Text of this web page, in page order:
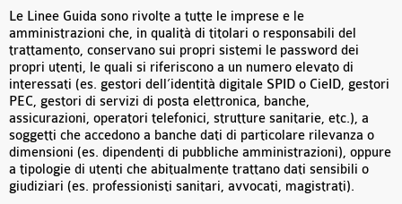
Le Linee Guida sono rivolte a tutte le imprese e le
amministrazioni che, in qualità di titolari o responsabili del
trattamento, conservano sui propri sistemi le password dei
propri utenti, le quali si riferiscono a un numero elevato di
interessati (es. gestori dell’identità digitale SPID o CieID, gestori
PEC, gestori di servizi di posta elettronica, banche,
assicurazioni, operatori telefonici, strutture sanitarie, etc.), a
soggetti che accedono a banche dati di particolare rilevanza o
dimensioni (es. dipendenti di pubbliche amministrazioni), oppure
a tipologie di utenti che abitualmente trattano dati sensibili o
giudiziari (es. professionisti sanitari, avvocati, magistrati).